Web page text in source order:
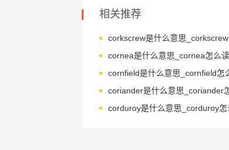
相关推荐
cornea是什么意思_cornea怎么